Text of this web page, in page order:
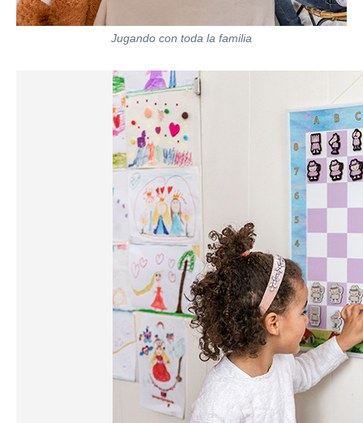
Jugando con toda la familia